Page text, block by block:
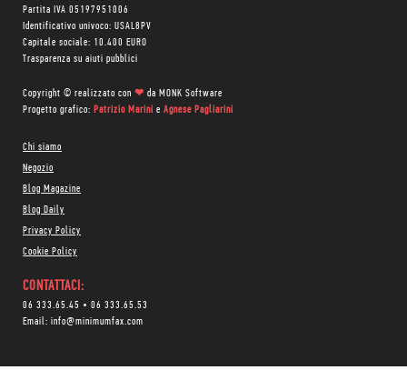
Partita IVA 05197951006
Identificativo univoco: USAL8PV
Capitale sociale: 10.400 EURO
Trasparenza su aiuti pubblici
Copyright © realizzato con ❤ da MONK Software
Progetto grafico: Patrizio Marini e Agnese Pagliarini
Chi siamo
Negozio
Blog Magazine
Blog Daily
Privacy Policy
Cookie Policy
CONTATTACI:
06 333.65.45 • 06 333.65.53
Email: info@minimumfax.com